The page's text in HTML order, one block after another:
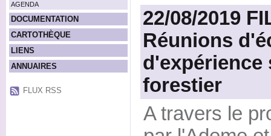
AGENDA
DOCUMENTATION
CARTOTHÈQUE
LIENS
ANNUAIRES
FLUX RSS
22/08/2019
Réunions
d'expérience
forestier
A travers le